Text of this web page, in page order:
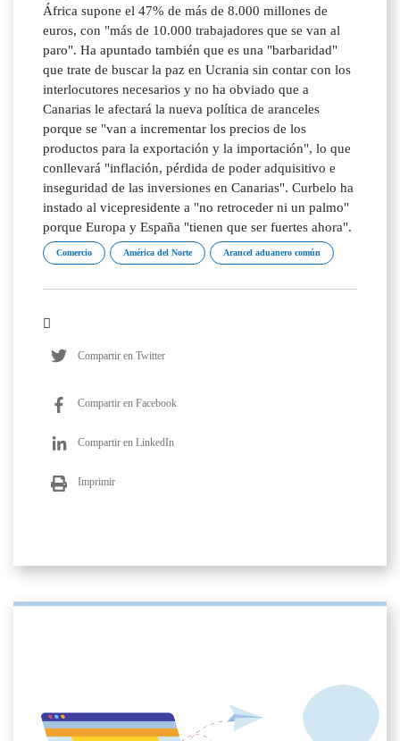
África supone el 47% de más de 8.000 millones de
euros, con "más de 10.000 trabajadores que se van al
paro". Ha apuntado también que es una "barbaridad"
que trate de buscar la paz en Ucrania sin contar con los
interlocutores necesarios y no ha obviado que a
Canarias le afectará la nueva política de aranceles
porque se "van a incrementar los precios de los
productos para la exportación y la importación", lo que
conllevará "inflación, pérdida de poder adquisitivo e
inseguridad de las inversiones en Canarias". Curbelo ha
instado al vicepresidente a "no retroceder ni un palmo"
porque Europa y España "tienen que ser fuertes ahora".
Comercio América del Norte Arancel aduanero común
Compartir en Twitter
Compartir en Facebook
Compartir en LinkedIn
Imprimir